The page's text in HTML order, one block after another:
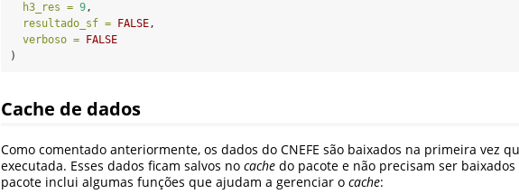
h3_res = 9,
resultado_sf =
FALSE,
verboso =
FALSE
)
Cache de dados
Como comentado anteriormente, os dados do CNEFE são baixados na primeira vez
executada. Esses dados ficam salvos no cache do pacote e não precisam ser
pacote inclui algumas funções que ajudam a gerenciar o cache: